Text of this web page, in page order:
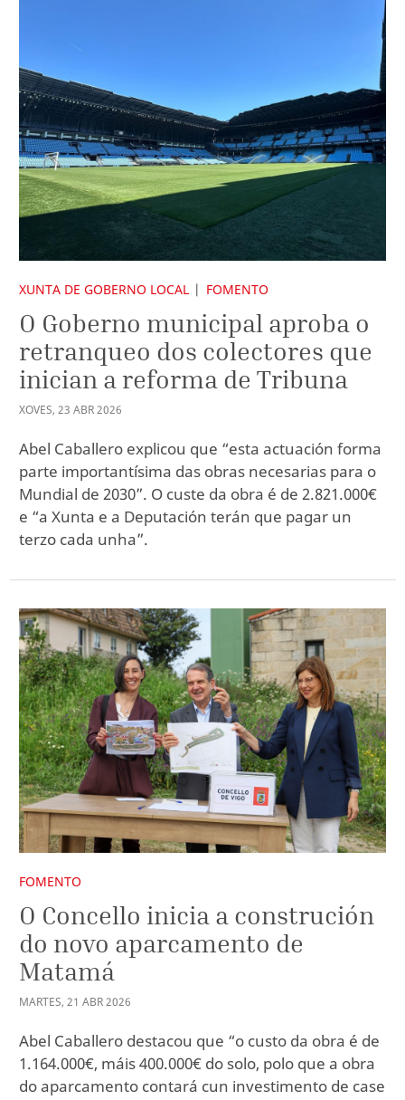
XUNTA DE GOBERNO LOCAL FOMENTO
O Goberno municipal aproba o
retranqueo dos colectores que
inician a reforma de Tribuna
XOVES, 23 ABR2026
Abel Caballero explicou que “esta actuación forma
parte importantísima das obras necesarias para o
Mundial de 2030”. O custe da obra é de 2.821.000€
e “a Xunta e a Deputación terán que pagar un
terzo cada unha”.
FOMENTO
O Concello inicia a construción
do novo aparcamento de
Matamá
MARTES, 21 ABR2026
Abel Caballero destacou que “o custo da obra é de
1.164.000€, máis 400.000€ do solo, polo que a obra
do aparcamento contará cun investimento de case